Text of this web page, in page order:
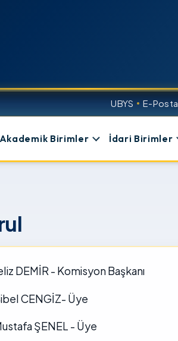
UBYS E-Posta
Akademik Birimler İdari Birimler
DEMİR - Komisyon Başkanı
CENGİZ- Üye
ŞENEL - Üye